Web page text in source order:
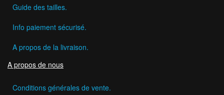
Guide des tailles.
Info paiement sécurisé.
A propos de la livraison.
A propos de nous
Conditions générales de vente.